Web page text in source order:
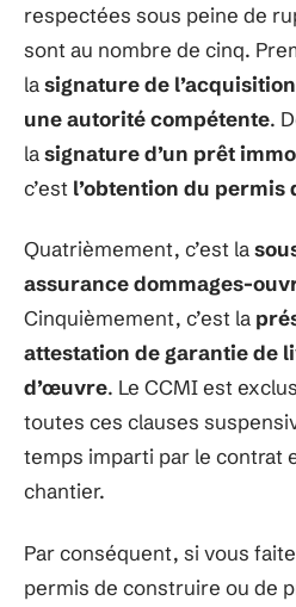
respectées sous peine de
sont au nombre de cinq.
lasignature de
une autoritécompétente.
lasignature d’un prêt
c’est l’obtention du
Quatrièmement, c’est la
assurance dommages-
Cinquièmement, c’est la
attestation de garantie de
d’œuvre. Le CCMI est
toutes ces clauses
temps imparti par le contrat
chantier.
Par conséquent, si vous
permis de construire ou de